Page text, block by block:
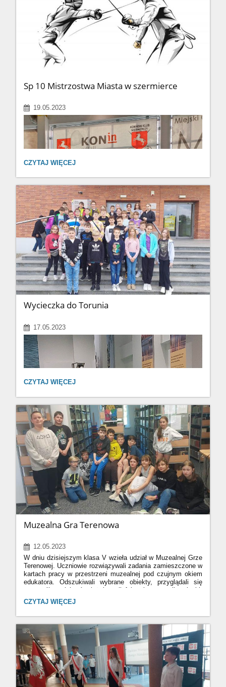
Sp 10 Mistrzostwa Miasta w szermierce
19.05.2023
SP
MISTRZOSTWA
MIASTA
W
SZERMIERCE:
CZYTAJ WIĘCEJ
Wycieczka do Torunia
17.05.2023
WYCIECZKA
TORUNIA:
CZYTAJ WIĘCEJ
Muzealna Gra Terenowa
12.05.2023
W dniu dzisiejszym klasa V wzieła udział w Muzealnej Grze
Terenowej. Uczniowie rozwiązywali zadania zamieszczone w
kartach pracy w przestrzeni muzealnej pod czujnym okiem
edukatora. Odszukiwali wybrane obiekty, przyglądali się
szczegółom, jak również łączyli fakty i wysuwali wnioski.
Po zakończeniu gry wyłonione zostały trzy najlepsze
zespoły z największą ilością zdobytych punktów.
Na zakończenie zabawy wszyscy uczestnicy zostali
obdarowani drobnymi upominkami.
MUZEALNA
TERENOWA:
CZYTAJ WIĘCEJ